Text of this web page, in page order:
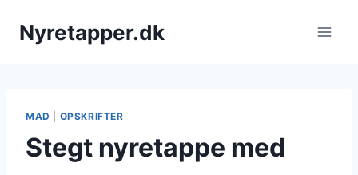
Nyretapper.dk
MAD OPSKRIFTER
Stegt nyretappe med